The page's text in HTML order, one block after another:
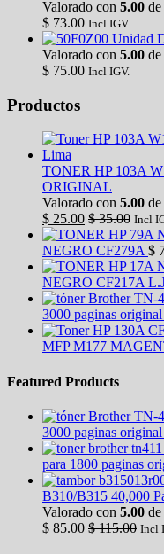
Valorado con 5.00
$ 73.00 Incl IGV.
Unidad
Valorado con 5.00
$ 75.00 Incl IGV.
Productos
TONER HP 103A
ORIGINAL
Valorado con 5.00
$ 25.00 $35.00 Incl
NEGRO CF279A $
NEGRO CF217A
3000 paginas original
MFP M177
Featured Products
3000 paginas original
para 1800 paginas
B310/B315 40,000
Valorado con 5.00
$ 85.00 $115.00 Incl